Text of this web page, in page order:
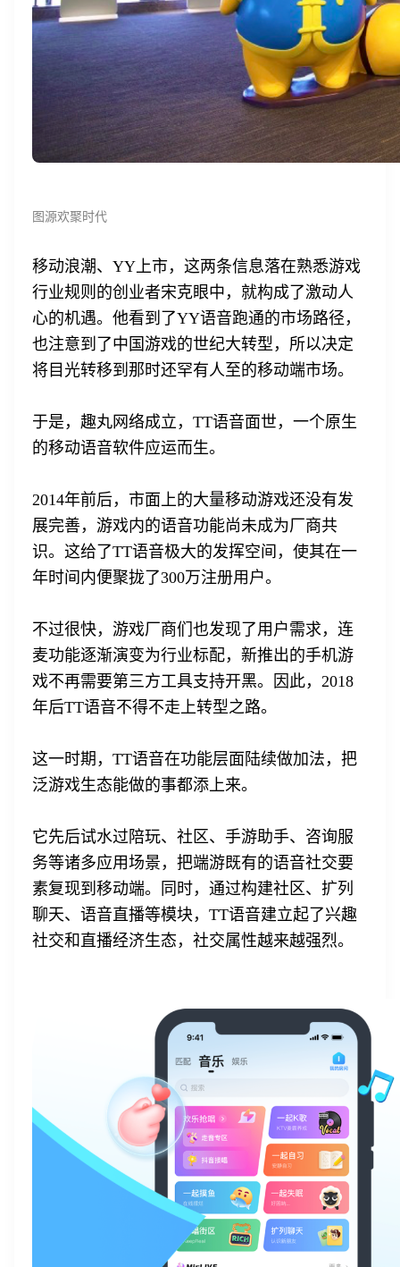
图源欢聚时代
移动浪潮、YY上市，这两条信息落在熟悉游戏
行业规则的创业者宋克眼中，就构成了激动人
心的机遇。他看到了YY语音跑通的市场路径，
也注意到了中国游戏的世纪大转型，所以决定
将目光转移到那时还罕有人至的移动端市场。
于是，趣丸网络成立，TT语音面世，一个原生
的移动语音软件应运而生。
2014年前后，市面上的大量移动游戏还没有发
展完善，游戏内的语音功能尚未成为厂商共
识。这给了TT语音极大的发挥空间，使其在一
年时间内便聚拢了300万注册用户。
不过很快，游戏厂商们也发现了用户需求，连
麦功能逐渐演变为行业标配，新推出的手机游
戏不再需要第三方工具支持开黑。因此，2018
年后TT语音不得不走上转型之路。
这一时期，TT语音在功能层面陆续做加法，把
泛游戏生态能做的事都添上来。
它先后试水过陪玩、社区、手游助手、咨询服
务等诸多应用场景，把端游既有的语音社交要
素复现到移动端。同时，通过构建社区、扩列
聊天、语音直播等模块，TT语音建立起了兴趣
社交和直播经济生态，社交属性越来越强烈。